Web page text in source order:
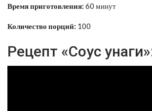
Время приготовления: 60 минут
Количество порций: 100
Рецепт «Соус